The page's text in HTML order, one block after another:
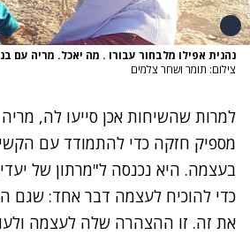
נהנית אפילו מלבחור עבורו . מה יאכל. מריה עם
צילום: תומר ושחר צלמים
למרות שהשיחות אכן סייעו לה,
מספיק חזקה כדי להתמודד עם
בעצמה. היא נכנסה ל"מרתון של
כדי להוכיח לעצמה דבר אחד: שגם
את זה. זו ההצהרה שלה לעצמה